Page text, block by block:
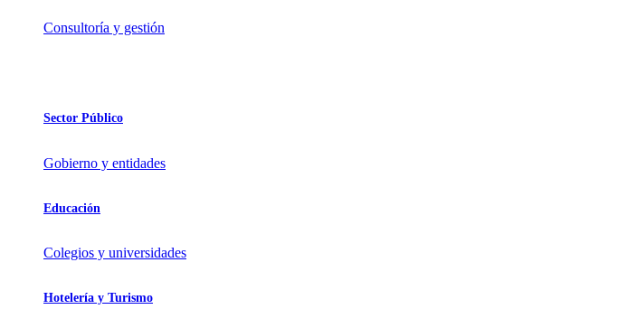
Consultoría y gestión
Sector Público
Gobierno y entidades
Educación
Colegios y universidades
Hotelería y Turismo